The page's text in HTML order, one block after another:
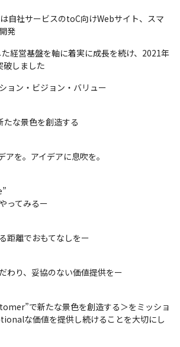
自社サービスのtoC向けWebサイト、スマ
発
経営基盤を軸に着実に成長を続け、2021年
破しました
ョン・ビジョン・バリュー
な景色を創造する
アを。アイデアに息吹を。
ってみるー
距離でおもてなしをー
わり、妥協のない価値提供をー
で新たな景色を創造する＞をミッショ
な価値を提供し続けることを大切にし